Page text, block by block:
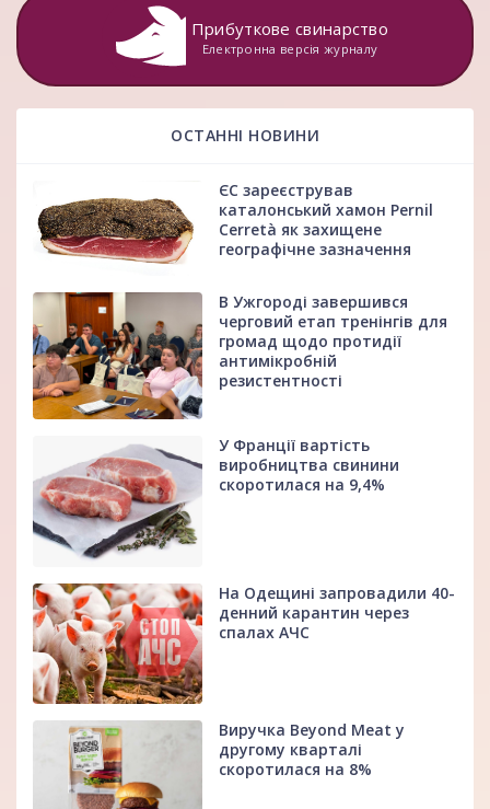
Прибуткове свинарство
Електронна версія журналу
ОСТАННІ НОВИНИ
ЄС зареєстрував
каталонський хамон Pernil
Cerretà як захищене
географічне зазначення
В Ужгороді завершився
черговий етап тренінгів для
громад щодо протидії
антимікробній
резистентності
У Франції вартість
виробництва свинини
скоротилася на 9,4%
На Одещині запровадили 40-
денний карантин через
спалах АЧС
Виручка Beyond Meat у
другому кварталі
скоротилася на 8%